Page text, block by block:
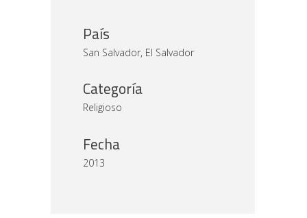
País
San Salvador, El Salvador
Categoría
Religioso
Fecha
2013